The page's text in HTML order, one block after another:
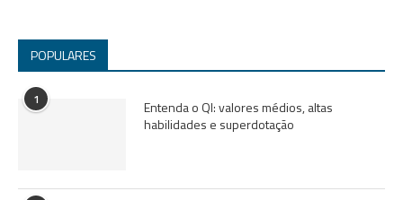
POPULARES
1
Entenda o QI: valores médios, altas
habilidades e superdotação